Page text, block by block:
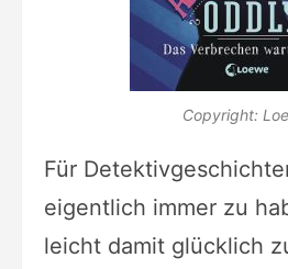
Copyright:
Für
eigentlich immer zu
leicht damit glücklich